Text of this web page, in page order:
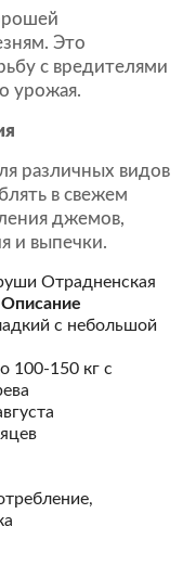
Это
с вредителями
урожая.
различных видов
в свежем
джемов,
и выпечки.
Отрадненская
Описание
с небольшой
100-150 кг с